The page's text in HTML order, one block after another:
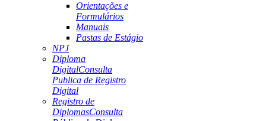
Orientações e
Formulários
Manuais
Pastas de Estágio
NPJ
Diploma
DigitalConsulta
Publica de Registro
Digital
Registro de
DiplomasConsulta